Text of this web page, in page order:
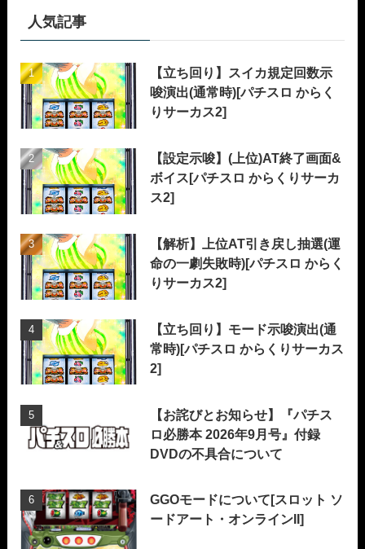
人気記事
【立ち回り】スイカ規定回数示
唆演出(通常時)[パチスロ からく
りサーカス2]
【設定示唆】(上位)AT終了画面&
ボイス[パチスロ からくりサーカ
ス2]
【解析】上位AT引き戻し抽選(運
命の一劇失敗時)[パチスロ からく
りサーカス2]
【立ち回り】モード示唆演出(通
常時)[パチスロ からくりサーカス
2]
【お詫びとお知らせ】『パチス
ロ必勝本 2026年9月号』付録
DVDの不具合について
GGOモードについて[スロット ソ
ードアート・オンラインII]